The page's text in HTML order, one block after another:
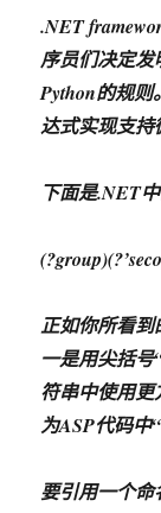
.NET
序员们决定发
Python的规
达式实现支持
下面是.NET中
(?
正如你所看到
一是用尖括号
符串中使用
为ASP代码中
要引用一个